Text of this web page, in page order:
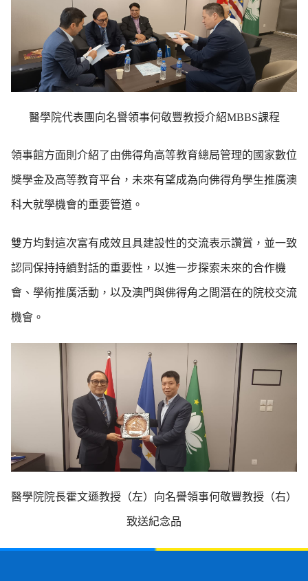
醫學院代表團向名譽領事何敬豐教授介紹MBBS課程
領事館方面則介紹了由佛得角高等教育總局管理的國家數位
獎學金及高等教育平台，未來有望成為向佛得角學生推廣澳
科大就學機會的重要管道。
雙方均對這次富有成效且具建設性的交流表示讚賞，並一致
認同保持持續對話的重要性，以進一步探索未來的合作機
會、學術推廣活動，以及澳門與佛得角之間潛在的院校交流
機會。
醫學院院長霍文遜教授（左）向名譽領事何敬豐教授（右）
致送紀念品